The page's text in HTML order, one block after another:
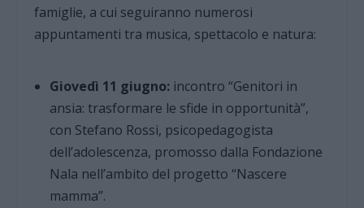
famiglie, a cui seguiranno numerosi
appuntamenti tra musica, spettacolo e natura:
Giovedì 11 giugno:incontro “Genitori in
ansia: trasformare le sfide in opportunità”,
con Stefano Rossi, psicopedagogista
dell’adolescenza, promosso dalla Fondazione
Nala nell’ambito del progetto “Nascere
mamma”.